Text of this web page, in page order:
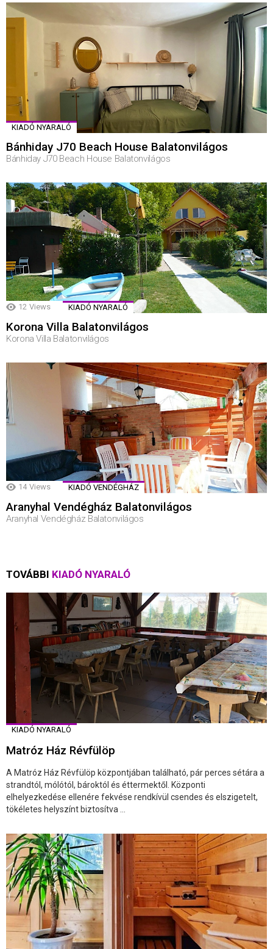
KIADÓ NYARALÓ
Bánhiday J70 Beach House Balatonvilágos
Bánhiday J70 Beach House Balatonvilágos
12 Views KIADÓ NYARALÓ
Korona Villa Balatonvilágos
Korona Villa Balatonvilágos
14 Views KIADÓ VENDÉGHÁZ
Aranyhal Vendégház Balatonvilágos
Aranyhal Vendégház Balatonvilágos
TOVÁBBI KIADÓ NYARALÓ
KIADÓ NYARALÓ
Matróz Ház Révfülöp
A Matróz Ház Révfülöp központjában található, pár perces sétára a
strandtól, mólótól, bároktól és éttermektől. Központi
elhelyezkedése ellenére fekvése rendkívül csendes és elszigetelt,
tökéletes helyszínt biztosítva ...